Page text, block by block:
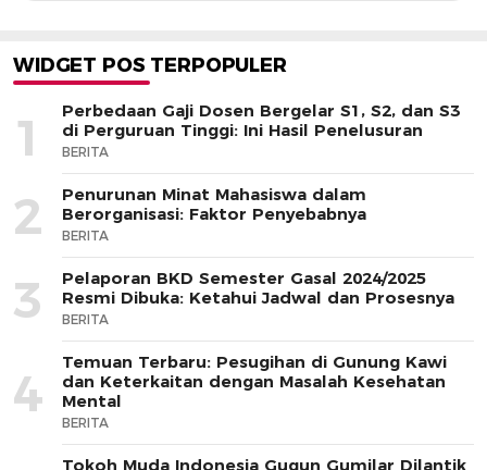
WIDGET POS TERPOPULER
1
Perbedaan Gaji Dosen Bergelar S1, S2, dan S3
di Perguruan Tinggi: Ini Hasil Penelusuran
BERITA
2
Penurunan Minat Mahasiswa dalam
Berorganisasi: Faktor Penyebabnya
BERITA
3
Pelaporan BKD Semester Gasal 2024/2025
Resmi Dibuka: Ketahui Jadwal dan Prosesnya
BERITA
4
Temuan Terbaru: Pesugihan di Gunung Kawi
dan Keterkaitan dengan Masalah Kesehatan
Mental
BERITA
Tokoh Muda Indonesia Gugun Gumilar Dilantik